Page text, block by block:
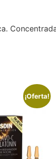
¡Oferta!